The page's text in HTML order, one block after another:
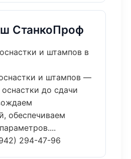
СтанкоПроф
и штампов в
и штампов —
до сдачи
обеспечиваем
294-47-96